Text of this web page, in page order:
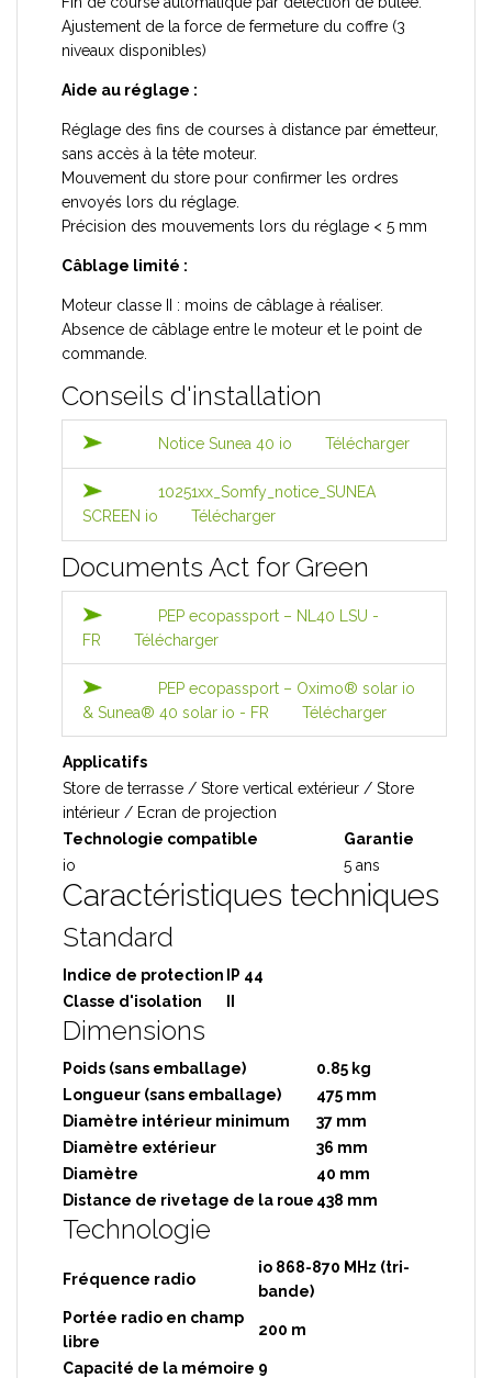
Ajustement de la force de fermeture du coffre (3
niveaux disponibles)
Aide au réglage :
Réglage des fins de courses à distance par émetteur,
sans accès à la tête moteur.
Mouvement du store pour confirmer les ordres
envoyés lors du réglage.
Précision des mouvements lors du réglage < 5 mm
Câblage limité :
Moteur classe II : moins de câblage à réaliser.
Absence de câblage entre le moteur et le point de
commande.
Conseils d'installation
Notice Sunea 40 io Télécharger
10251xx_Somfy_notice_SUNEA
SCREEN io
Télécharger
Documents Act for Green
PEP ecopassport – NL40 LSU -
FR
Télécharger
PEP ecopassport – Oximo® solar io
& Sunea® 40 solar io - FR
Télécharger
Applicatifs
Store de terrasse / Store vertical extérieur / Store
intérieur / Ecran de projection
Technologie compatible
Garantie
io
5 ans
Caractéristiques techniques
Standard
Indice de protection
IP 44
Classe d'isolation
Dimensions
Poids (sans emballage)
0.85 kg
Longueur (sans emballage)
475 mm
Diamètre intérieur minimum
37 mm
Diamètre extérieur
36 mm
Diamètre
40 mm
Distance de rivetage de la roue 438 mm
Technologie
Fréquence radio
io 868-870 MHz (tri-
bande)
Portée radio en champ
libre
200 m
Capacité de la mémoire 9